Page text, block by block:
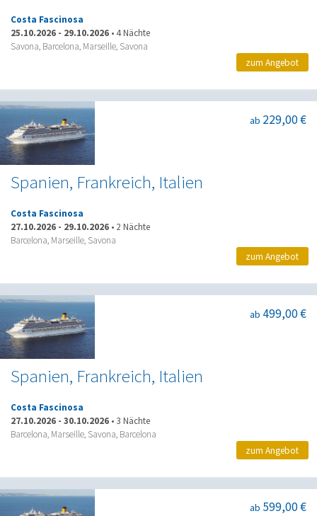
Costa Fascinosa
25.10.2026 - 29.10.2026 •4 Nächte
Savona, Barcelona, Marseille, Savona
zum Angebot
Spanien, Frankreich, Italien
ab 229,00 €
Costa Fascinosa
27.10.2026 - 29.10.2026 • 2 Nächte
Barcelona, Marseille, Savona
zum Angebot
Spanien, Frankreich, Italien
ab 499,00 €
Costa Fascinosa
27.10.2026 - 30.10.2026 • 3 Nächte
Barcelona, Marseille, Savona, Barcelona
zum Angebot
ab 599,00 €